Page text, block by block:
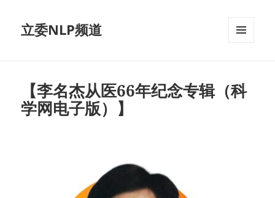
立委NLP频道
【李名杰从医66年纪念专辑（科
学网电子版）】